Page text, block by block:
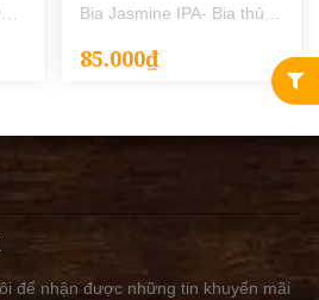
Pomelo IPA là sự kêt hợp khéo léo từ mùi thơm ngào ngạt của hoa bưởi với vị đắng nhẹ của đại mạch và hoa bia tạo nên hương vị làm xao xuyến biết bao nhiêu tín đồ bia thủ công. ABV : 6.2% IBU : 31 Loại bia : IPA Bia Jasmine IPA- Bia thủ công của Pasteur Street được làm từ phong cách India Pale Ale với sự pha trộn các loại hoa bia kiểu Mỹ, rồi ủ cùng hoa nhài khô làm dậy thêm mùi thơm. Màu vàng rơm cùng vị mạch nha như bánh mì làm bật hương vị Hoa Bia. Là sự kết hợp số lượng lớn hoa bia Mỹ mang lại hương thơm đặc trưng trái cây nhiệt đới. Mùi hương của loại hoa bia này được bổ sung bởi cảm giác nhẹ, đậm đà và hậu vị đắng. Độ cồn (ABV): 6.5% Độ đắng (IBU): 50 Mùi thơm: trái cây và hương hoa nhài Màu sắc/Tính chất: màu vàng trong Hương vị: Vị đắng hoa bia nhấn vị cam Dư vị: kéo dài Kích thước: 250ml/330ml Nhà sản xuất: Pasteur Street Bia Sành Điệu tự hào là một trong những nhà hàng Bia thủ công tại Hà Nội tập hợp nhiều nhất các hương vị Craft Beer (Bia thủ công) thơm ngon hảo hạng đến từ khắp nơi trên cả nước cho đến thời điểm hiện tại. Ngoài các hương vị như Furbrew Amber Ale ,Dream Alone Pale Ale,... Còn có những hương vị bia với tên gọi đặc biệt, rất được lòng quý khách hàng Bia Sành Điệu như Ký Ức Ùa Về, Giọt Đắng, Phiêu, Điếc Không Sợ Súng, Sành Điệu IPA,... đang chờ quý bạn thưởng thức! Rất nhiều loại bia ở đây đã đạt những giải thưởng bia Châu Á như Imperial IPA, Dream Alone Pale Ale, Hai Van Haze, Dragon 3 coil IPA....Chi tiết xem tại đây. Nếu có dịp đến, bạn hãy gọi một trong số những loại bia này để thử và cảm nhận nhé! Đừng quên thực đơn kết hợp Âu- Á vô cùng đặc sắc của nhà hàng, mỗi loại craft beer đều có rất nhiều món ăn có thể kết hợp cùng, giúp tôn lên hương vị hòa hợp vô cùng ngon miệng. Tại Bia Sành Điệu, các sự kiện như Event Trải Nghiệm Bia Thủ Công Miễn Phí , Happy Hour, Một Lít Một Phút, Thử Sức Bia Thủ Công 10 Cấp Độ luôn hấp dẫn đông nhân viên công sở tham gia để có những trải nghiệm vui vẻ. Các bạn có thể xem thêm các chương trình ưu đãi trong tháng tại Bia Sành Điệu tại đây. Pasteur Street - Jasmine IPA - Hương vị được yêu thích tại Bia Sành Điệu! Hãy đến Bia Sành Điệu thưởng thức và cảm nhận.
85.000₫
để nhận được những tin khuyến mãi